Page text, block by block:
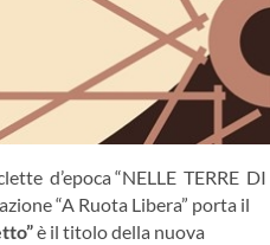
d’epoca “NELLE TERRE DI
“A Ruota Libera” porta il
è il titolo della nuova